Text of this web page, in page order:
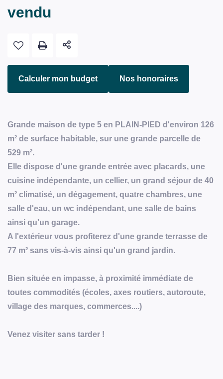
vendu
Calculer mon budget Nos honoraires
Grande maison de type 5 en PLAIN-PIED d'environ 126
m² de surface habitable, sur une grande parcelle de
529 m².
Elle dispose d'une grande entrée avec placards, une
cuisine indépendante, un cellier, un grand séjour de 40
m² climatisé, un dégagement, quatre chambres, une
salle d'eau, un wc indépendant, une salle de bains
ainsi qu'un garage.
A l'extérieur vous profiterez d'une grande terrasse de
77 m² sans vis-à-vis ainsi qu'un grand jardin.
Bien située en impasse, à proximité immédiate de
toutes commodités (écoles, axes routiers, autoroute,
village des marques, commerces....)
Venez visiter sans tarder !